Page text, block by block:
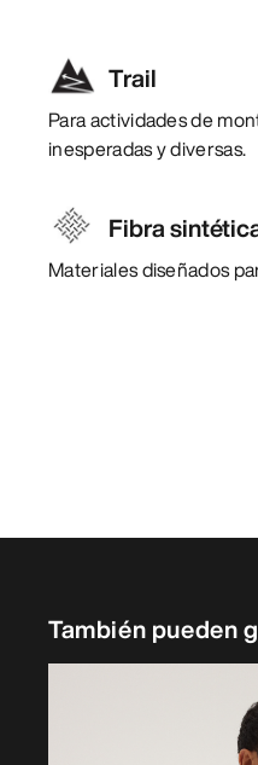
Trail
Para actividades de
inesperadas y diversas.
Fibra
Materiales diseñados
También pueden